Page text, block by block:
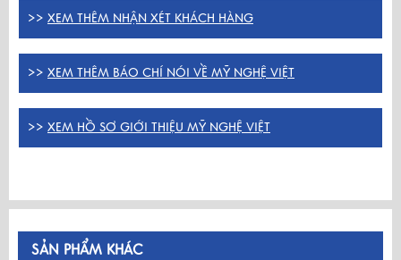
>> XEM THÊM NHẬN XÉT KHÁCH HÀNG
>> XEM THÊM BÁO CHÍ NÓI VỀ MỸ NGHỆ VIỆT
>> XEM HỒ SƠ GIỚI THIỆU MỸ NGHỆ VIỆT
SẢN PHẨM KHÁC